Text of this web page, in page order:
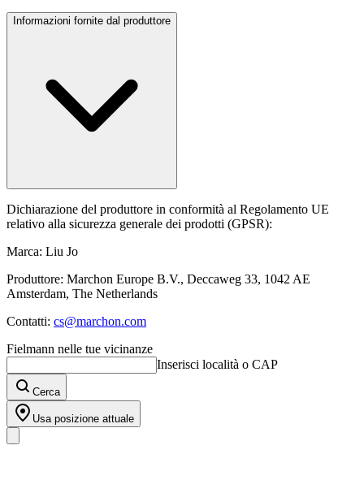
Informazioni fornite dal produttore
Dichiarazione del produttore in conformità al Regolamento UE
relativo alla sicurezza generale dei prodotti (GPSR):
Marca: Liu Jo
Produttore: Marchon Europe B.V., Deccaweg 33, 1042 AE
Amsterdam, The Netherlands
Contatti: cs@marchon.com
Fielmann nelle tue vicinanze
Inserisci località o CAP
Cerca
Usa posizione attuale